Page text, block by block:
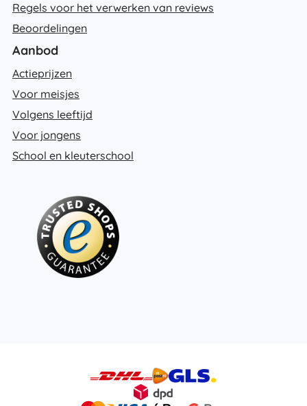
Regels voor het verwerken van reviews
Beoordelingen
Aanbod
Actieprijzen
Voor meisjes
Volgens leeftijd
Voor jongens
School en kleuterschool